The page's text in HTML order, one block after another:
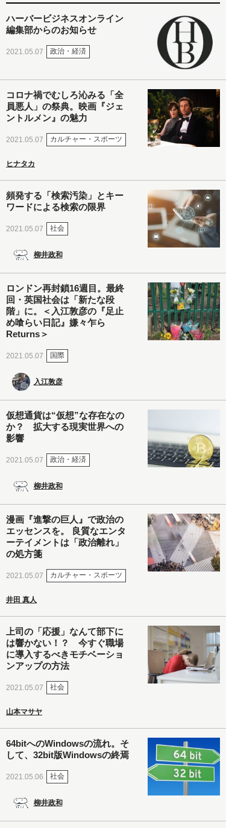
ハーバービジネスオンライン
編集部からのお知らせ
2021.05.07 政治・経済
コロナ禍でむしろ沁みる「全
員悪人」の祭典。映画『ジェ
ントルメン』の魅力
2021.05.07 カルチャー・スポーツ
ヒナタカ
頻発する「検索汚染」とキー
ワードによる検索の限界
2021.05.07 社会
柳井政和
ロンドン再封鎖16週目。最終
回・英国社会は「新たな段
階」に。＜入江敦彦の『足止
め喰らい日記』嫌々乍ら
Returns＞
2021.05.07 国際
入江敦彦
仮想通貨は“仮想”な存在なの
か？ 拡大する現実世界への
影響
2021.05.07 政治・経済
柳井政和
漫画『進撃の巨人』で政治の
エッセンスを。 良質なエンタ
ーテイメントは「政治離れ」
の処方箋
2021.05.07 カルチャー・スポーツ
井田 真人
上司の「応援」なんて部下に
は響かない！？ 今すぐ職場
に導入するべきモチベーショ
ンアップの方法
2021.05.07 社会
山本マサヤ
64bitへのWindowsの流れ。そ
して、32bit版Windowsの終焉
2021.05.06 社会
柳井政和